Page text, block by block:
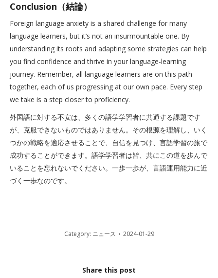
Conclusion（結論）
Foreign language anxiety is a shared challenge for many
language learners, but it’s not an insurmountable one. By
understanding its roots and adapting some strategies can help
you find confidence and thrive in your language-learning
journey. Remember, all language learners are on this path
together, each of us progressing at our own pace. Every step
we take is a step closer to proficiency.
外国語に対する不安は、多くの語学学習者に共通する課題です
が、克服できないものではありません。その根源を理解し、いく
つかの戦略を適応させることで、自信を見つけ、言語学習の旅で
成功することができます。語学学習者は皆、共にこの道を歩んで
いることを忘れないでください。一歩一歩が、言語運用能力に近
づく一歩なのです。
Category: ニュース 2024-01-29
Share this post